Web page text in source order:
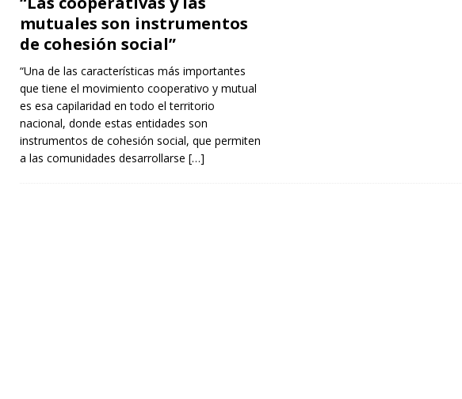
mutuales son instrumentos
de cohesión social”
“Una de las características más importantes
que tiene el movimiento cooperativo y mutual
es esa capilaridad en todo el territorio
nacional, donde estas entidades son
instrumentos de cohesión social, que permiten
a las comunidades desarrollarse […]